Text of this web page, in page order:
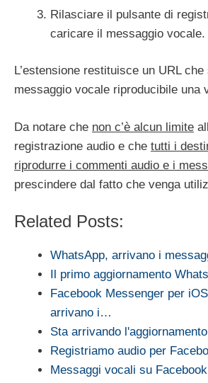
Rilasciare il pulsante di
caricare il messaggio vocale.
L’estensione restituisce un URL
messaggio vocale riproducibile una
Da notare che non c’è alcun limite
registrazione audio e che tutti i
riprodurre i commenti audio e i
prescindere dal fatto che venga
Related Posts:
WhatsApp, arrivano i
Il primo aggiornamento
Facebook Messenger per
arrivano i…
Sta arrivando
Registriamo audio per
Messaggi vocali su Facebook